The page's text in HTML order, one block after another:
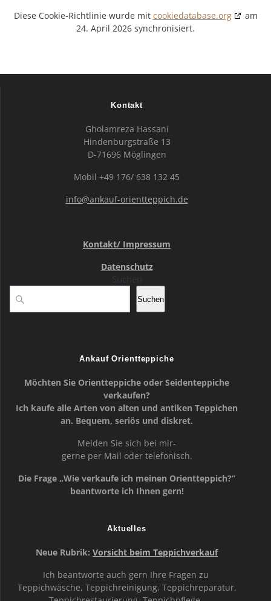
Diese Cookie-Richtlinie wurde mit cookiedatabase.org
am
24. April 2026 synchronisiert.
Kontakt
Gholamreza Hassani
Hindenburgstraße 13
D-71696 Möglingen
Mobil +49 176/ 638 132 45
info@ankauf-orientteppich.de
Kontakt/ Impressum
Datenschutz
Suchen
Suchen
Ankauf Orientteppiche
Möchten Sie Orientteppiche oder Seidenteppiche
verkaufen?
Ich kaufe alle Arten von alten und antiken Teppichen
an. Bequem, seriös und diskret.
Melden Sie sich bei mir-
gerne per Mail oder telefonisch.
Die Frage „Wie verkaufe ich meinen Orientteppich?“
beantworte ich Ihnen gern!
Aktuelles
Neue Rubrik: Vorsicht beim Teppichverkauf
Ich beantworte auch gern Ihre Fragen zu
Teppichwäsche, Teppichreinigung, Teppichreparatur,